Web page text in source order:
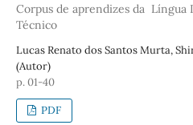
Corpus de aprendizes da Língua
Técnico
Lucas Renato dos Santos Murta,
(Autor)
p. 01-40
PDF